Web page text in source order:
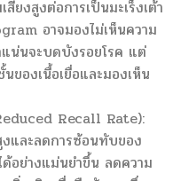
งสูงต่อการเป็นมะเร็งเต้า
อาจมองไม่เห็นความ
แน่นจะบดบังรอยโรค แต่
องเนื้อเยื่อและมองเห็น
Recall Rate):
และลดการซ้อนทับของ
อย่างแม่นยำขึ้น ลดความ